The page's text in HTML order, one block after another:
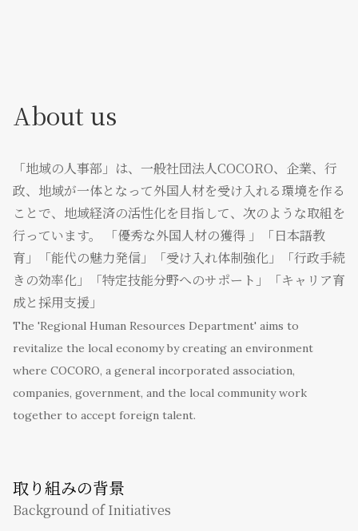
About us
「地域の人事部」は、一般社団法人COCORO、企業、行
政、地域が一体となって外国人材を受け入れる環境を作る
ことで、地域経済の活性化を目指して、次のような取組を
行っています。 「優秀な外国人材の獲得 」「日本語教
育」「能代の魅力発信」「受け入れ体制強化」「行政手続
きの効率化」「特定技能分野へのサポート」「キャリア育
成と採用支援」
The 'Regional Human Resources Department' aims to
revitalize the local economy by creating an environment
where COCORO, a general incorporated association,
companies, government, and the local community work
together to accept foreign talent.
取り組みの背景
Background of Initiatives